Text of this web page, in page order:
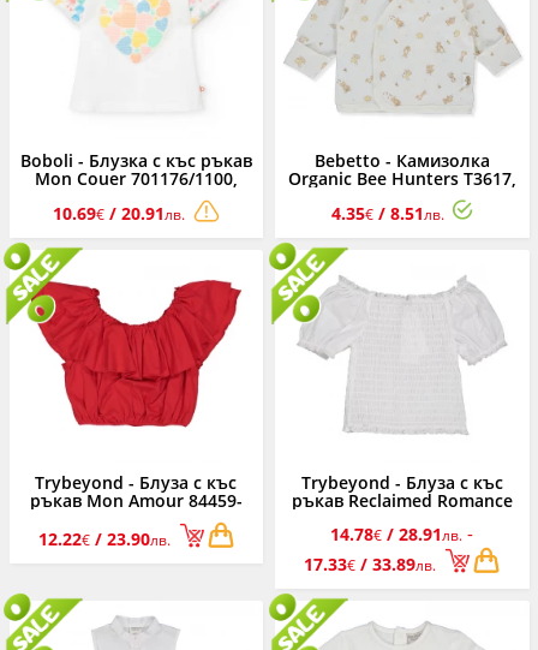
Boboli - Блузка с къс ръкав
Mon Couer 701176/1100,
10.69€/ 20.91лв.
Bebetto - Камизолка
Organic Bee Hunters T3617,
унисекс, 0-3 м.
4.35€/ 8.51лв.
Trybeyond - Блуза с къс
ръкав Mon Amour 84459-
50N, момиче, 6-12 г.
12.22€/ 23.90лв.
Trybeyond - Блуза с къс
ръкав Reclaimed Romance
14.78€ / 28.91лв. -
17.33€ / 33.89лв.